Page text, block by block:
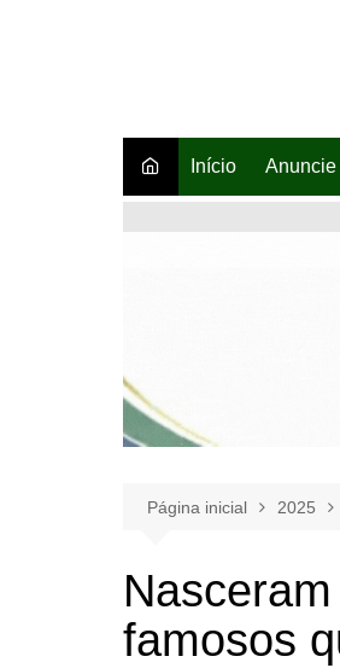
Início Anuncie
Página inicial 2025
famosos